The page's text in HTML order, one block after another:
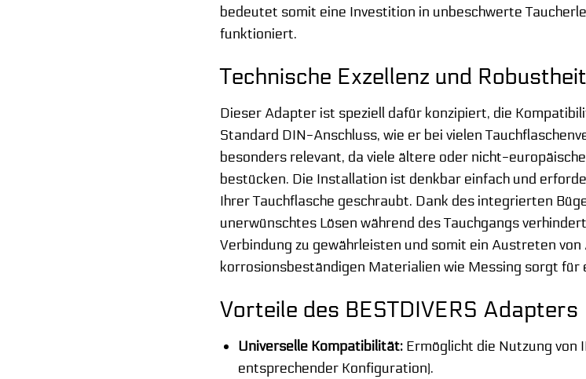
bedeutet somit eine Investition in unbeschwerte
funktioniert.
Technische Exzellenz und Robustheit
Dieser Adapter ist speziell dafür konzipiert, die
Standard DIN-Anschluss, wie er bei vielen
besonders relevant, da viele ältere oder nicht-
bestücken. Die Installation ist denkbar einfach und
Ihrer Tauchflasche geschraubt. Dank des integrierten
unerwünschtes Lösen während des Tauchgangs
Verbindung zu gewährleisten und somit ein Austreten
korrosionsbeständigen Materialien wie Messing sorgt für
Vorteile des BESTDIVERS Adapters
Universelle Kompatibilität: Ermöglicht die Nutzung
entsprechender Konfiguration).